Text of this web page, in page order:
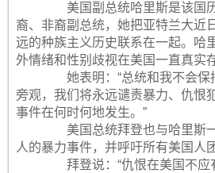
美国副总统哈里斯是该国
裔、非裔副总统，她把亚特兰大近
远的种族主义历史联系在一起。哈
外情绪和性别歧视在美国一直真实
她表明：“总统和我不会保
旁观，我们将永远谴责暴力、仇恨
事件在何时何地发生。”
美国总统拜登也与哈里斯一
人的暴力事件，并呼吁所有美国人
拜登说：“仇恨在美国不应